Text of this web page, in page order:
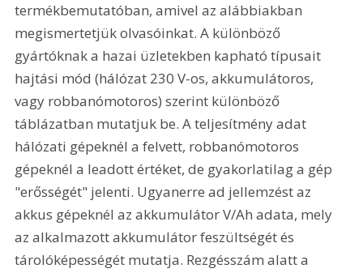
termékbemutatóban, amivel az alábbiakban
megismertetjük olvasóinkat. A különböző
gyártóknak a hazai üzletekben kapható típusait
hajtási mód (hálózat 230 V-os, akkumulátoros,
vagy robbanómotoros) szerint különböző
táblázatban mutatjuk be. A teljesítmény adat
hálózati gépeknél a felvett, robbanómotoros
gépeknél a leadott értéket, de gyakorlatilag a gép
"erősségét" jelenti. Ugyanerre ad jellemzést az
akkus gépeknél az akkumulátor V/Ah adata, mely
az alkalmazott akkumulátor feszültségét és
tárolóképességét mutatja. Rezgésszám alatt a